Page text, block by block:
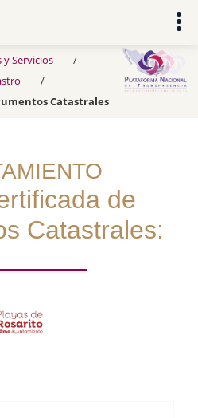
y Servicios
Catastrales
de
Catastrales: